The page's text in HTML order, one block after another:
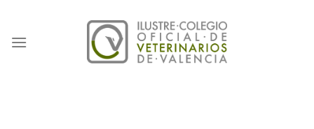
content